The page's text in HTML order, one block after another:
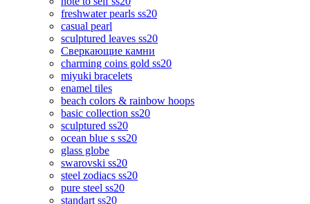
freshwater pearls ss20
casual pearl
sculptured leaves ss20
Сверкающие камни
charming coins gold ss20
miyuki bracelets
enamel tiles
beach colors & rainbow hoops
basic collection ss20
sculptured ss20
ocean blue s ss20
glass globe
swarovski ss20
steel zodiacs ss20
pure steel ss20
standart ss20